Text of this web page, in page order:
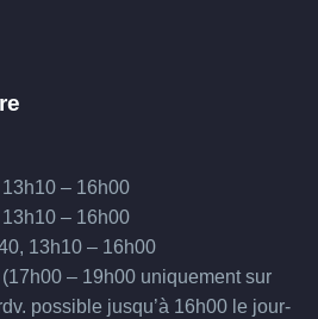
– 16h00
– 16h00
13h10 – 16h00
– 19h00 uniquement sur
possible jusqu’à 16h00 le jour-